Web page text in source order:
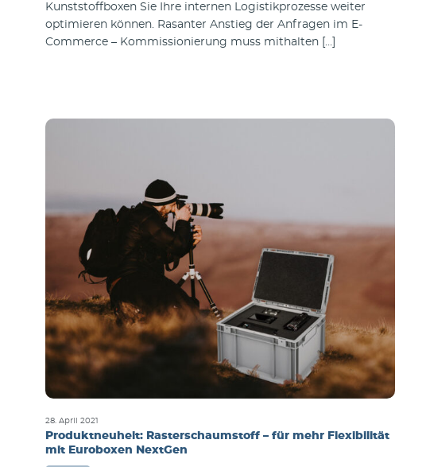
Kunststoffboxen Sie Ihre internen Logistikprozesse weiter
optimieren können. Rasanter Anstieg der Anfragen im E-
Commerce – Kommissionierung muss mithalten […]
28. April 2021
Produktneuheit: Rasterschaumstoff – für mehr Flexibilität
mit Euroboxen NextGen